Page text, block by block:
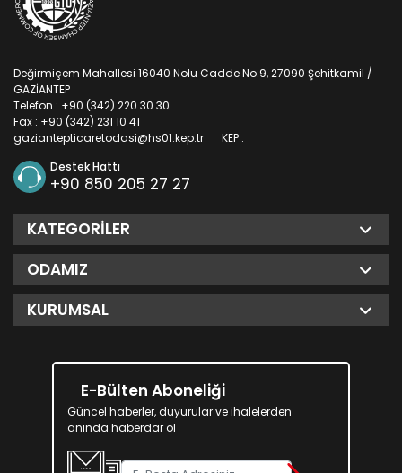
Değirmiçem Mahallesi 16040 Nolu Cadde No:9, 27090 Şehitkamil /
GAZİANTEP
Telefon : +90 (342) 220 30 30
Fax : +90 (342) 231 10 41
KEP :
gaziantepticaretodasi@hs01.kep.tr
Destek Hattı
+90 850 205 27 27
KATEGORILER
ODAMIZ
KURUMSAL
E-Bülten Aboneliği
Güncel haberler, duyurular ve ihalelerden
anında haberdar ol